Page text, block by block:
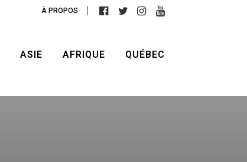
À PROPOS
ASIE AFRIQUE QUÉBEC